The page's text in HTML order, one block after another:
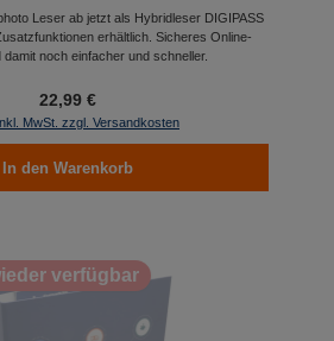
Leser ab jetzt als Hybridleser DIGIPASS
erhältlich. Sicheres Online-
damit noch einfacher und schneller.
22,99 €
MwSt. zzgl. Versandkosten
In den Warenkorb
verfügbar